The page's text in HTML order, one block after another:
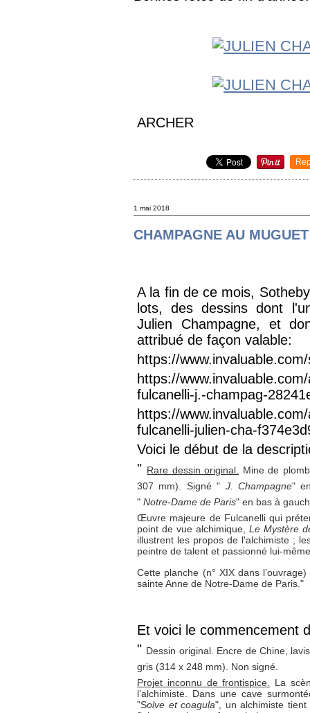
ARCHER
1 mai 2018
CHAMPAGNE AU
A la fin de ce mois,
lots, des dessins dont
Julien Champagne, et
attribué de façon valable:
https://
https://
fulcanelli-j.-champag-
https://
fulcanelli-julien-cha-
Voici le début de la
" Rare dessin original.
Mine de
307 mm). Signé " J. Champagne"
" Notre-Dame de Paris" en bas à
Œuvre majeure de Fulcanelli qui
point de vue alchimique, Le Mystère
illustrent les propos de l'alchimiste ;
peintre de talent et passionné lui-
Cette planche (n° XIX dans
sainte Anne de Notre-Dame de Paris."
Et voici le commencement
" Dessin original. Encre de Chine,
gris (314 x 248 mm). Non signé.
Projet inconnu de frontispice.
La
l’alchimiste. Dans une cave
"Solve et coagula", un alchimiste